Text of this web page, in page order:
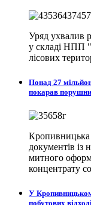
Уряд ухвалив
у складі НПП
лісових
Понад 27
покарав
документів із
митного
концентрату
У
побутових